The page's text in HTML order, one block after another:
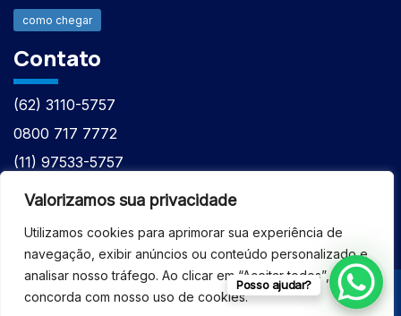
Valorizamos sua privacidade
Utilizamos cookies para aprimorar sua experiência de
navegação, exibir anúncios ou conteúdo personalizado e
analisar nosso tráfego. Ao clicar em “Aceitar todos”, você
concorda com nosso uso de cookies.
como chegar
Contato
(62) 3110-5757
0800 717 7772
(11) 97533-5757
(62) 98610-7777
© 2026 - ASSISTÊNCIA TÉCNICA ESPECIALIZADA
Posso ajudar?